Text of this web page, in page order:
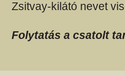
Zsitvay-kilátó nevet
Folytatás a csatolt